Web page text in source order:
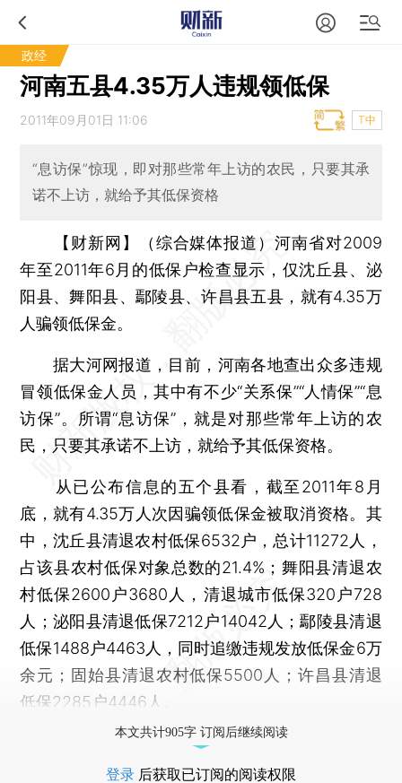
政经
河南五县4.35万人违规领低保
2011年09月01日 11:06 T中
“息访保”惊现，即对那些常年上访的农民，只要其承
诺不上访，就给予其低保资格
【财新网】（综合媒体报道） 河南省对2009
年至2011年6月的低保户检查显示，仅沈丘县、泌
阳县、舞阳县、鄢陵县、许昌县五县，就有4.35万
人骗领低保金。
据大河网报道，目前，河南各地查出众多违规
冒领低保金人员，其中有不少“关系保”“人情保”“息
访保”。所谓“息访保”，就是对那些常年上访的农
民，只要其承诺不上访，就给予其低保资格。
从已公布信息的五个县看，截至2011年8月
底，就有4.35万人次因骗领低保金被取消资格。其
中，沈丘县清退农村低保6532户，总计11272人，
占该县农村低保对象总数的21.4%；舞阳县清退农
村低保2600户3680人，清退城市低保320户728
人；泌阳县清退低保7212户14042人；鄢陵县清退
低保1488户4463人，同时追缴违规发放低保金6万
余元；固始县清退农村低保5500人；许昌县清退
低保2285户4446人。
本文共计905字 订阅后继续阅读
登录 后获取已订阅的阅读权限